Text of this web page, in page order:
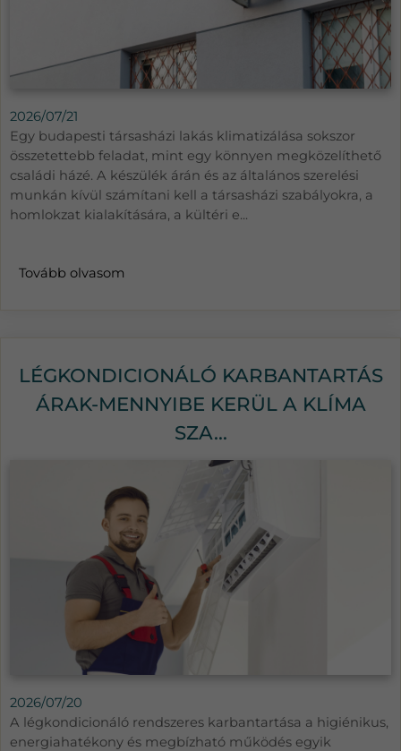
2026/07/21
Egy budapesti társasházi lakás klimatizálása sokszor
összetettebb feladat, mint egy könnyen megközelíthető
családi házé. A készülék árán és az általános szerelési
munkán kívül számítani kell a társasházi szabályokra, a
homlokzat kialakítására, a kültéri e...
Tovább olvasom
LÉGKONDICIONÁLÓ KARBANTARTÁS
ÁRAK-MENNYIBE KERÜL A KLÍMA
SZA...
2026/07/20
A légkondicionáló rendszeres karbantartása a higiénikus,
energiahatékony és megbízható működés egyik